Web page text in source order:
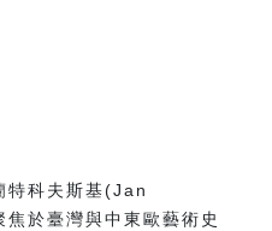
特科夫斯基(Jan
焦於臺灣與中東歐藝術史